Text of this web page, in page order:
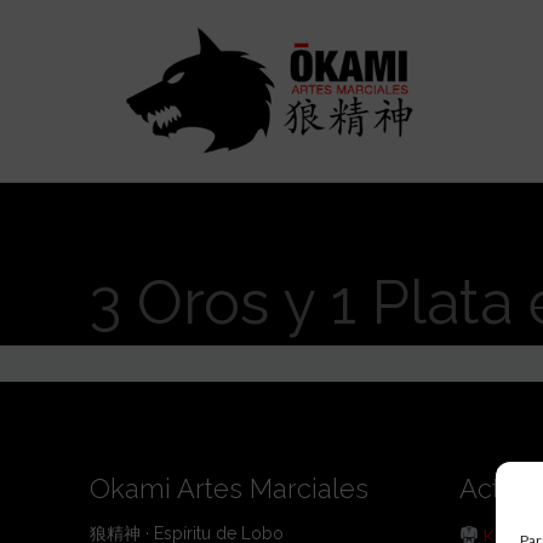
3 Oros y 1
Okami Artes Marciales
狼精神 · Espíritu de Lobo
Karate